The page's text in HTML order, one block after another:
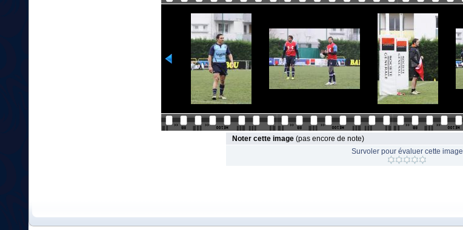
Noter cette image (pas encore de note)
Survoler pour évaluer cette image